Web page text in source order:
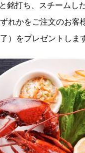
銘打ち、スチームし
れかをご注文のお客
）をプレゼントします